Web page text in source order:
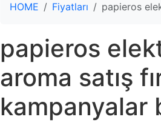
HOME Fiyatları papieros
papieros
aroma satış
kampanyalar